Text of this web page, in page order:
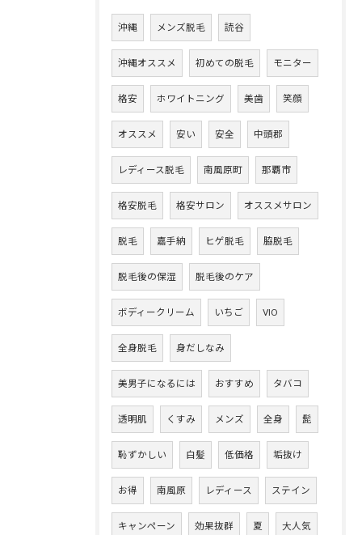
沖縄 メンズ脱毛 読谷
沖縄オススメ 初めての脱毛 モニター
格安 ホワイトニング 美歯 笑顔
オススメ 安い 安全 中頭郡
レディース脱毛 南風原町 那覇市
格安脱毛 格安サロン オススメサロン
脱毛 嘉手納 ヒゲ脱毛 脇脱毛
脱毛後の保湿 脱毛後のケア
ボディークリーム いちご VIO
全身脱毛 身だしなみ
美男子になるには おすすめ タバコ
透明肌 くすみ メンズ 全身 髭
恥ずかしい 白髪 低価格 垢抜け
お得 南風原 レディース ステイン
キャンペーン 効果抜群 夏 大人気